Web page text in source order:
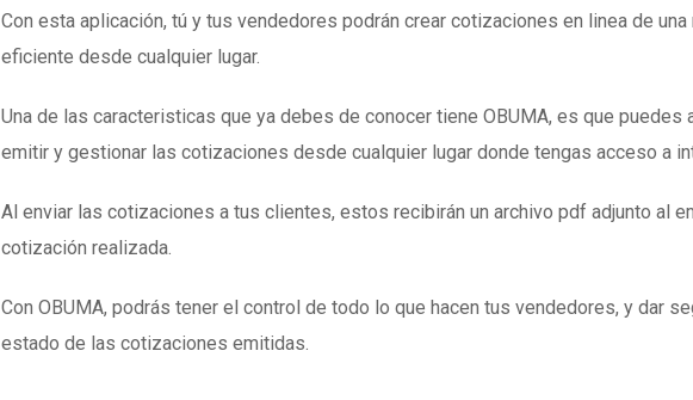
Con esta aplicación, tú y tus vendedores podrán crear cotizaciones en linea de
eficiente desde cualquier lugar.
Una de las caracteristicas que ya debes de conocer tiene OBUMA, es que puedes
emitir y gestionar las cotizaciones desde cualquier lugar donde tengas acceso a
Al enviar las cotizaciones a tus clientes, estos recibirán un archivo pdf adjunto al
cotización realizada.
Con OBUMA, podrás tener el control de todo lo que hacen tus vendedores, y dar
estado de las cotizaciones emitidas.